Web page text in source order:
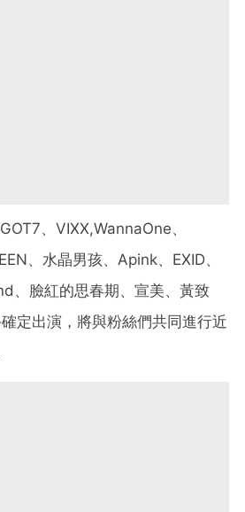
、VIXX,WannaOne、
、水晶男孩、Apink、EXID、
、臉紅的思春期、宣美、黃致
定出演，將與粉絲們共同進行近